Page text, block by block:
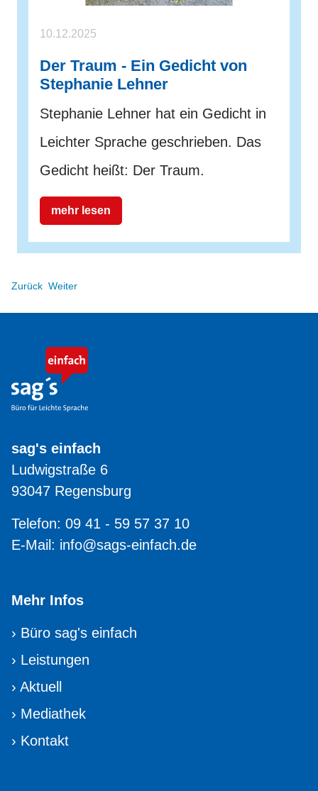
10.12.2025
Der Traum - Ein Gedicht von
Stephanie Lehner
Stephanie Lehner hat ein Gedicht in
Leichter Sprache geschrieben. Das
Gedicht heißt: Der Traum.
mehr lesen
Zurück Weiter
sag's einfach
Ludwigstraße 6
93047 Regensburg
Telefon: 09 41 - 59 57 37 10
E-Mail: info@sags-einfach.de
Mehr Infos
› Büro sag's einfach
› Leistungen
› Aktuell
› Mediathek
› Kontakt